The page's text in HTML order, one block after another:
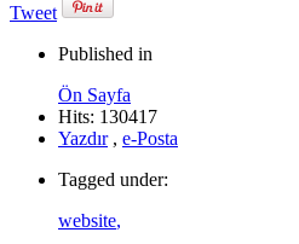
Tweet
Published in
Ön Sayfa
Hits: 130417
Yazdır, e-Posta
Tagged under:
website,